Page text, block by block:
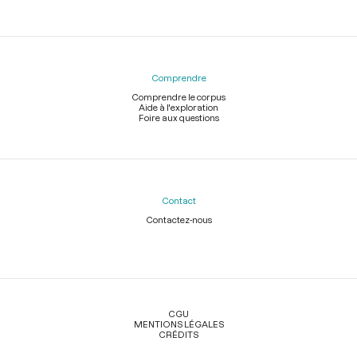
Comprendre
Comprendre le corpus
Aide à l'exploration
Foire aux questions
Contact
Contactez-nous
Légal
CGU
MENTIONS LÉGALES
CRÉDITS